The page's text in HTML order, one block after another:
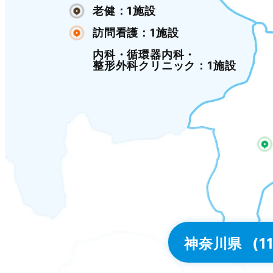
老健：1施設
訪問看護：1施設
内科・循環器内科・
整形外科クリニック：1施設
神奈川県